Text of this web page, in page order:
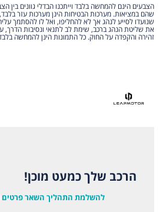
הצבעים הינם להמחשה בלבד וייתכנו הבדלי גוונים בין
שהם במציאות. מערכות הבטיחות הינן מערכות עזר
שנועדו לסייע לנהג אך לא להחליפו, ואל לו להסתמך
את שליטת הנהג ברכב, שימת לב לתנאי ונסיבות הדרך,
זהירה והקפדה על החוק. כל התמונות הינן להמחשה
הרכב שלך כמעט מוכן!
להשלמת התהליך השאר פרטים